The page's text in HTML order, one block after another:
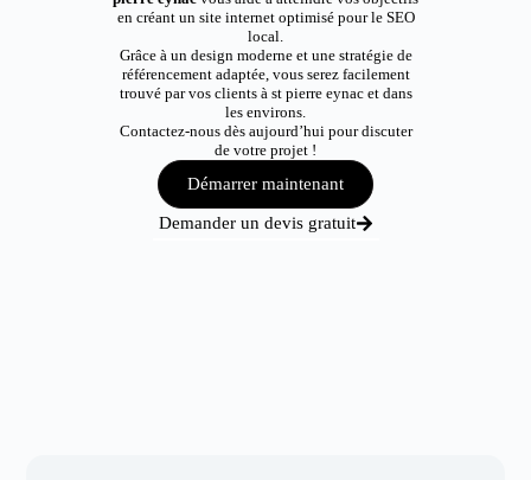
en créant un site internet optimisé pour le SEO
local.
Grâce à un design moderne et une stratégie de
référencement adaptée, vous serez facilement
trouvé par vos clients à st pierre eynac et dans
les environs.
Contactez-nous dès aujourd’hui pour discuter
de votre projet !
Démarrer maintenant
Demander un devis gratuit